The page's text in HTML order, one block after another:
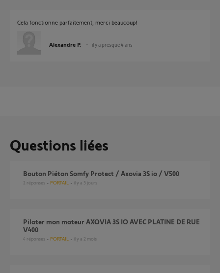
Cela fonctionne parfaitement, merci beaucoup!
Alexandre P. il y a presque 4 ans
Questions liées
Bouton Piéton Somfy Protect / Axovia 3S io / V500
2 réponses PORTAIL il y a 5 jours
Piloter mon moteur AXOVIA 3S IO AVEC PLATINE DE RUE
V400
4 réponses PORTAIL il y a 2 mois